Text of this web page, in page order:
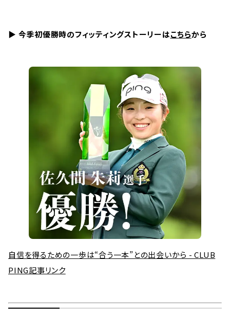
▶ 今季初優勝時のフィッティングストーリーはこちらから
自信を得るための一歩は“合う一本”との出会いから - CLUB
PING記事リンク